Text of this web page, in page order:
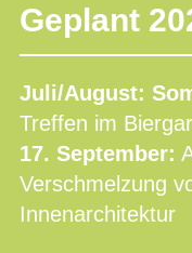
Geplant
Juli/August:
Treffen im
17. September:
Verschmelzung
Innenarchitektur